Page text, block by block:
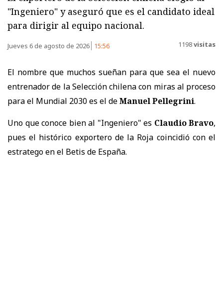
"Ingeniero" y aseguró que es el candidato ideal
para dirigir al equipo nacional.
Jueves 6 de agosto de 2026 15:56 1198visitas
El nombre que muchos sueñan para que sea el nuevo
entrenador de la Selección chilena con miras al proceso
para el Mundial 2030 es el deManuel Pellegrini.
Uno que conoce bien al "Ingeniero" es Claudio Bravo,
pues el histórico exportero de la Roja coincidió con el
estratego en el Betis de España.